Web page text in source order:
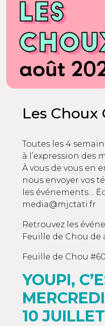
Les Choux
Toutes les 4
à l’expression des
À vous de vous en
nous envoyer vos
les événements…
media@mjctati.fr
Retrouvez les
Feuille de Chou de
Feuille de Chou #60
YOUPI,
10 JUILLET